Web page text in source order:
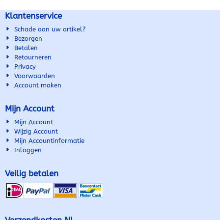
6392670211,...
Mercedes W203 ...
Klantenservice
Schade aan uw artikel?
Bezorgen
Betalen
Retourneren
Privacy
Voorwaarden
Account maken
Mijn Account
Mijn Account
Wijzig Account
Mijn Accountinformatie
Inloggen
Veilig betalen